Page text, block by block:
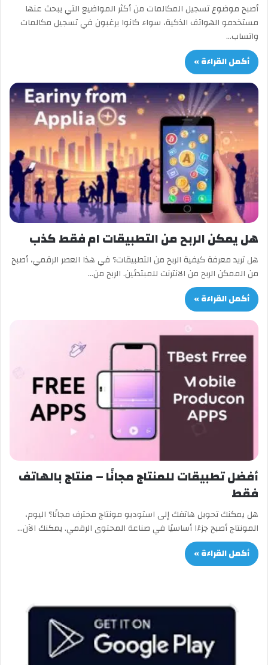
أصبح موضوع تسجيل المكالمات من أكثر المواضيع التي يبحث عنها
مستخدمو الهواتف الذكية، سواء كانوا يرغبون في تسجيل مكالمات
واتساب…
أكمل القراءة »
هل يمكن الربح من التطبيقات ام فقط كذب
هل تريد معرفة كيفية الربح من التطبيقات؟ في هذا العصر الرقمي، أصبح
من الممكن الربح من الانترنت للمبتدئين. الربح من…
أكمل القراءة »
أفضل تطبيقات للمنتاج مجانًا – منتاج بالهاتف
فقط
هل يمكنك تحويل هاتفك إلى استوديو مونتاج محترف مجانًا؟ اليوم،
المونتاج أصبح جزءًا أساسيًا في صناعة المحتوى الرقمي. يمكنك الآن…
أكمل القراءة »